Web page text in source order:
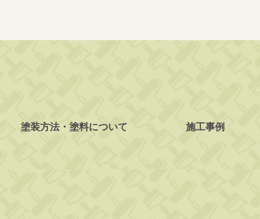
塗装方法・塗料について 施工事例